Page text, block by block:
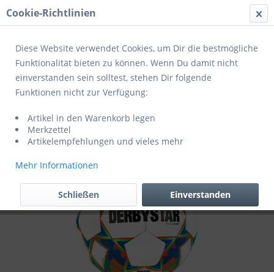
Menü
Übersicht Fußballpakete
10er Ballpaket inkl. Ballnetz Orange/Blau
Cookie-Richtlinien
Diese Website verwendet Cookies, um Dir die bestmögliche
Funktionalität bieten zu können. Wenn Du damit nicht
einverstanden sein solltest, stehen Dir folgende
Funktionen nicht zur Verfügung:
Artikel in den Warenkorb legen
Merkzettel
Artikelempfehlungen und vieles mehr
Mehr Informationen
Einverstanden
Schließen